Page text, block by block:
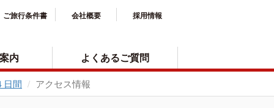
内 よくあるご質問
ご旅行条件書 会社概要 採用情報
間 アクセス情報